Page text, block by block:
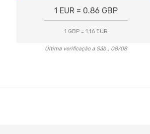
1 EUR = 0.86 GBP
1 GBP = 1.16 EUR
Última verificação a Sáb., 08/08